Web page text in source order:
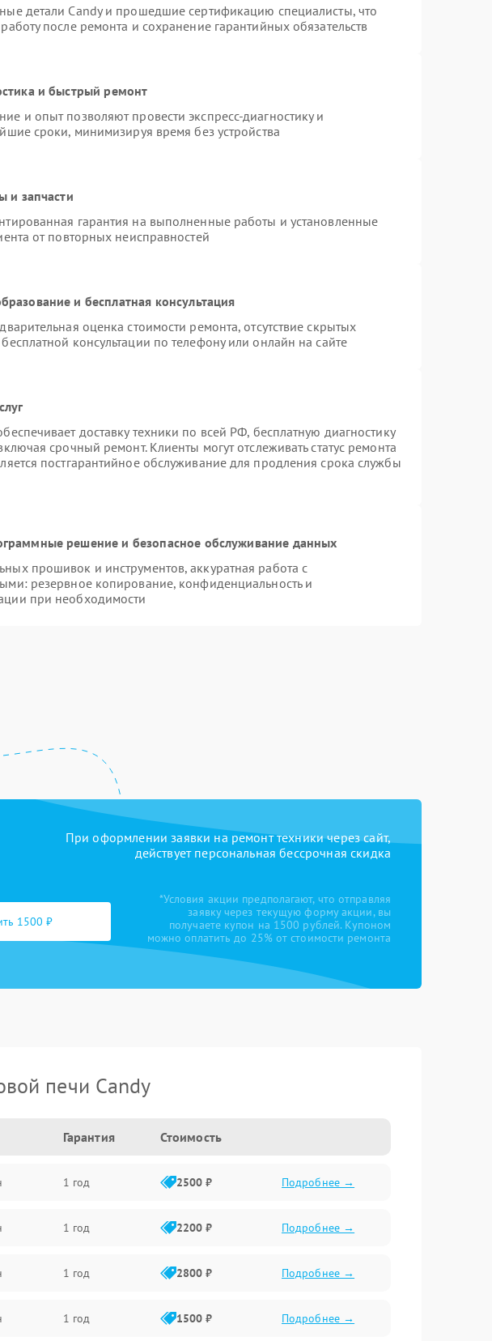
детали Candy и прошедшие сертификацию специалисты, что
после ремонта и сохранение гарантийных обязательств
и быстрый ремонт
и опыт позволяют провести экспресс-диагностику и
сроки, минимизируя время без устройства
и запчасти
гарантия на выполненные работы и установленные
от повторных неисправностей
и бесплатная консультация
оценка стоимости ремонта, отсутствие скрытых
консультации по телефону или онлайн на сайте
доставку техники по всей РФ, бесплатную диагностику
срочный ремонт. Клиенты могут отслеживать статус ремонта
постгарантийное обслуживание для продления срока службы
решение и безопасное обслуживание данных
прошивок и инструментов, аккуратная работа с
резервное копирование, конфиденциальность и
при необходимости
При оформлении заявки на ремонт техники через сайт,
действует персональная бессрочная скидка
1500 ₽
*Условия акции предполагают, что отправляя
заявку через текущую форму акции, вы
получаете купон на 1500 рублей. Купоном
можно оплатить до 25% от стоимости ремонта
печи Candy
Гарантия Стоимость
1 год 2500 ₽ Подробнее →
1 год 2200 ₽ Подробнее →
1 год 2800 ₽ Подробнее →
1 год 1500 ₽ Подробнее →